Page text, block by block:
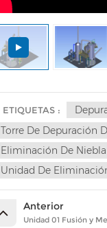
ETIQUETAS :
Torre De Depuración
Eliminación De
Unidad De
Anterior
Unidad 01 Fusión y